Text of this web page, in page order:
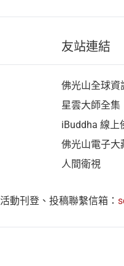
友站連結
佛光山全球資
星雲大師全集
iBuddha 線上
佛光山電子大
人間衛視
活動刊登、投稿聯繫信箱：